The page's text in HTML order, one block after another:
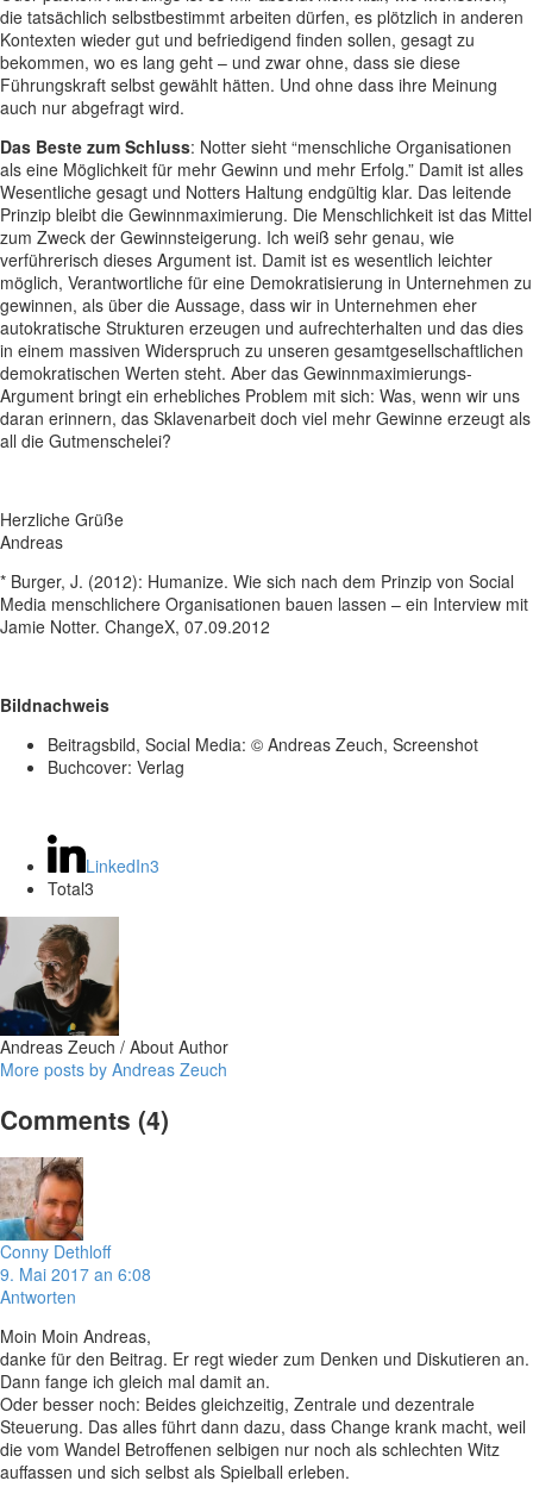
die tatsächlich selbstbestimmt arbeiten dürfen, es plötzlich in anderen
Kontexten wieder gut und befriedigend finden sollen, gesagt zu
bekommen, wo es lang geht – und zwar ohne, dass sie diese
Führungskraft selbst gewählt hätten. Und ohne dass ihre Meinung
auch nur abgefragt wird.
Das Beste zum Schluss: Notter sieht “menschliche Organisationen
als eine Möglichkeit für mehr Gewinn und mehr Erfolg.” Damit ist alles
Wesentliche gesagt und Notters Haltung endgültig klar. Das leitende
Prinzip bleibt die Gewinnmaximierung. Die Menschlichkeit ist das Mittel
zum Zweck der Gewinnsteigerung. Ich weiß sehr genau, wie
verführerisch dieses Argument ist. Damit ist es wesentlich leichter
möglich, Verantwortliche für eine Demokratisierung in Unternehmen zu
gewinnen, als über die Aussage, dass wir in Unternehmen eher
autokratische Strukturen erzeugen und aufrechterhalten und das dies
in einem massiven Widerspruch zu unseren gesamtgesellschaftlichen
demokratischen Werten steht. Aber das Gewinnmaximierungs-
Argument bringt ein erhebliches Problem mit sich: Was, wenn wir uns
daran erinnern, das Sklavenarbeit doch viel mehr Gewinne erzeugt als
all die Gutmenschelei?
Herzliche Grüße
Andreas
* Burger, J. (2012): Humanize. Wie sich nach dem Prinzip von Social
Media menschlichere Organisationen bauen lassen – ein Interview mit
Jamie Notter. ChangeX, 07.09.2012
Bildnachweis
Beitragsbild, Social Media: © Andreas Zeuch, Screenshot
Buchcover: Verlag
LinkedIn3
Total3
Andreas Zeuch / About Author
More posts by Andreas Zeuch
Comments (4)
Conny Dethloff
9. Mai 2017 an 6:08
Antworten
Moin Moin Andreas,
danke für den Beitrag. Er regt wieder zum Denken und Diskutieren an.
Dann fange ich gleich mal damit an.
Oder besser noch: Beides gleichzeitig, Zentrale und dezentrale
Steuerung. Das alles führt dann dazu, dass Change krank macht, weil
die vom Wandel Betroffenen selbigen nur noch als schlechten Witz
auffassen und sich selbst als Spielball erleben.